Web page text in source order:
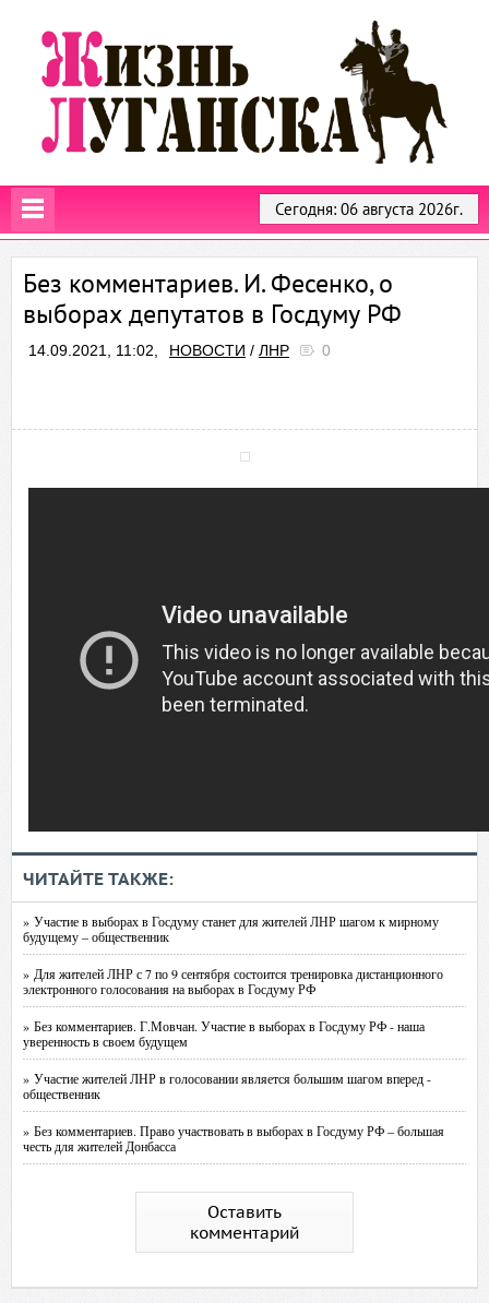
Сегодня: 06 августа 2026г.
Без комментариев. И. Фесенко, о
выборах депутатов в Госдуму РФ
14.09.2021, 11:02, НОВОСТИ / ЛНР 0
ЧИТАЙТЕ ТАКЖЕ:
» Участие в выборах в Госдуму станет для жителей ЛНР шагом к мирному
будущему – общественник
» Для жителей ЛНР с 7 по 9 сентября состоится тренировка дистанционного
электронного голосования на выборах в Госдуму РФ
» Без комментариев. Г.Мовчан. Участие в выборах в Госдуму РФ - наша
уверенность в своем будущем
» Участие жителей ЛНР в голосовании является большим шагом вперед -
общественник
» Без комментариев. Право участвовать в выборах в Госдуму РФ – большая
честь для жителей Донбасса
Оставить
комментарий